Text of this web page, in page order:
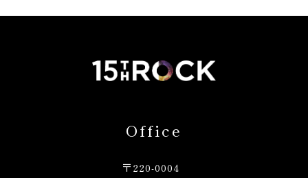
Office
〒220-0004